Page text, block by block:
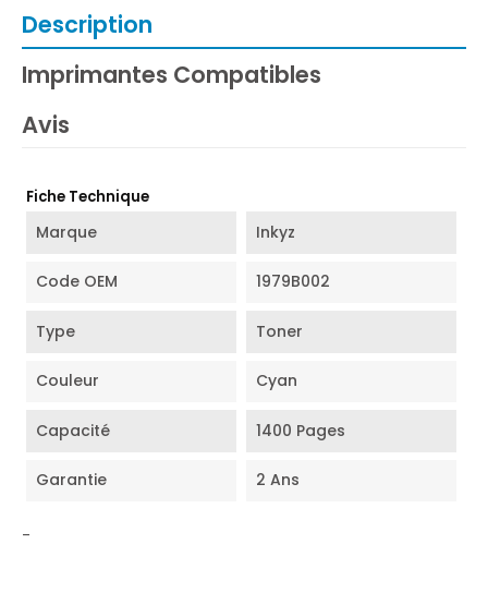
Description
Imprimantes Compatibles
Avis
Fiche Technique
Marque Inkyz
Code OEM 1979B002
Type Toner
Couleur Cyan
Capacité 1400 Pages
Garantie 2 Ans
-